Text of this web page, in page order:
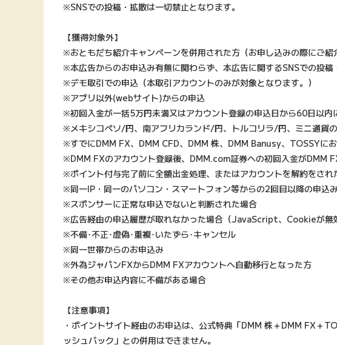
※SNSでの投稿・拡散は一切禁止となります。
【獲得対象外】
※おともだち紹介キャンペーンを併用された方（お申し込みの際にご紹
※本広告からのお申込み有無に関わらず、本広告に関するSNSでの投稿
※デモ取引での申込（本取引アカウントのみが対象となります。）
※アプリ以外(webサイト)からの申込
※初回入金が一括5万円未満又はアカウント登録の申込日から60日以内
※メキシコペソ/円、南アフリカランド/円、トルコリラ/円、ミニ通貨
※すでにDMM FX、DMM CFD、DMM 株、DMM Banusy、TOSSYに
※DMM FXのアカウント登録後、DMM.com証券への初回入金がDMM
※ポイント付与完了前に全額出金処理、またはアカウントを解約をされ
※同一IP・同一のパソコン・スマートフォン等からの2回目以降の申込
※スポンサーに正常な申込でないと判断された場合
※広告経由の申込履歴が取れなかった場合（JavaScript、Cookieが無
※不備･不正･虚偽･重複･いたずら･キャンセル
※同一世帯からのお申込み
※外為ジャパンFXからDMM FXアカウントへ自動移行となった方
※その他お申込内容に不備がある場合
【注意事項】
・ポイントサイト経由のお申込は、公式特典「DMM 株＋DMM FX＋
ッシュバック」との併用はできません。